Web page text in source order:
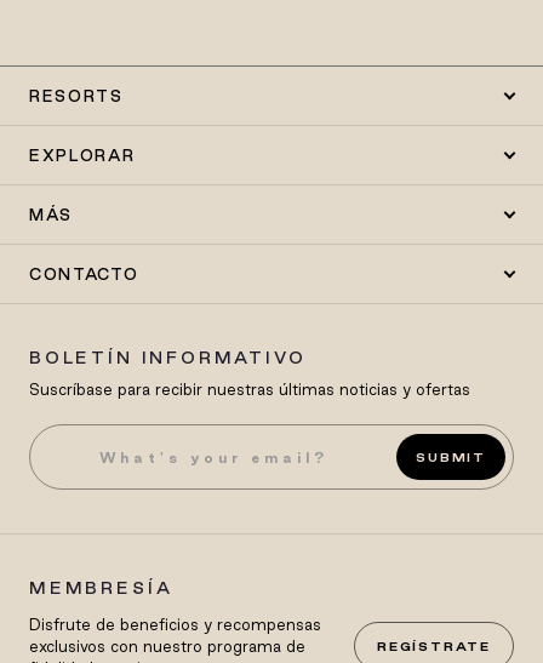
RESORTS
EXPLORAR
MÁS
CONTACTO
BOLETÍN INFORMATIVO
Suscríbase para recibir nuestras últimas noticias y ofertas
SUBMIT
MEMBRESÍA
Disfrute de beneficios y recompensas
exclusivos con nuestro programa de
REGÍSTRATE